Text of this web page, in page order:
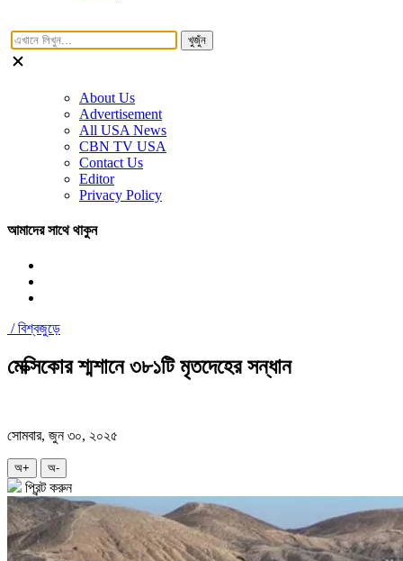
খুজুঁন
About Us
Advertisement
All USA News
CBN TV USA
Contact Us
Editor
Privacy Policy
আমাদের সাথে থাকুন
/বিশ্বজুড়ে
মেক্সিকোর শ্মশানে ৩৮১টি মৃতদেহের সন্ধান
সোমবার, জুন ৩০, ২০২৫
অ+ অ-
প্রিন্ট করুন